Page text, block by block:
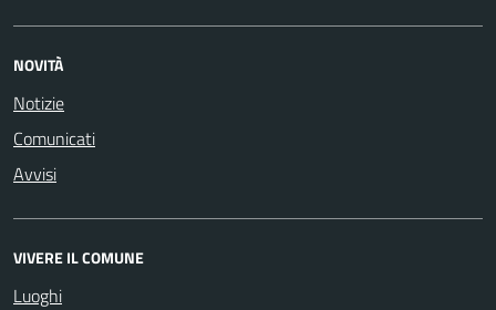
NOVITÀ
Notizie
Comunicati
Avvisi
VIVERE IL COMUNE
Luoghi